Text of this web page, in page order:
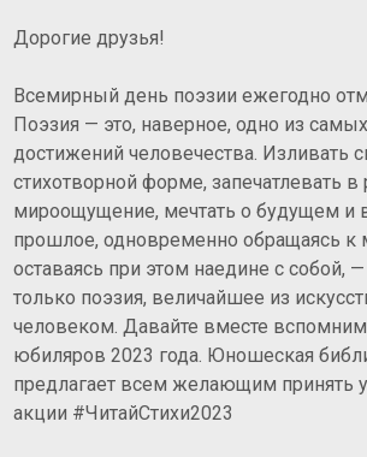
Дорогие друзья!
Всемирный день поэзии ежегодно
Поэзия — это, наверное, одно из
достижений человечества. Изливать
стихотворной форме, запечатлевать
мироощущение, мечтать о будущем и
прошлое, одновременно обращаясь к
оставаясь при этом наедине с собой,
только поэзия, величайшее из
человеком. Давайте вместе
юбиляров 2023 года. Юношеская
предлагает всем желающим принять
акции #ЧитайСтихи2023